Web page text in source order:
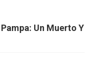
Un Muerto Y